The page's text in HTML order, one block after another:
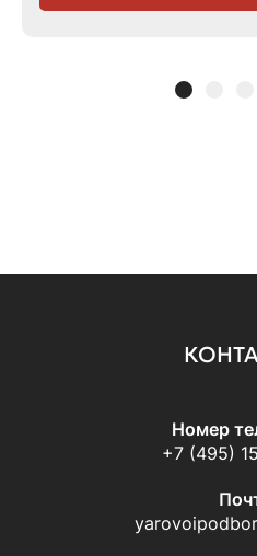
Номер
+7 (495)